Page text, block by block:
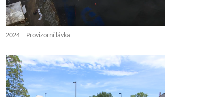
2024 – Provizorní lávka